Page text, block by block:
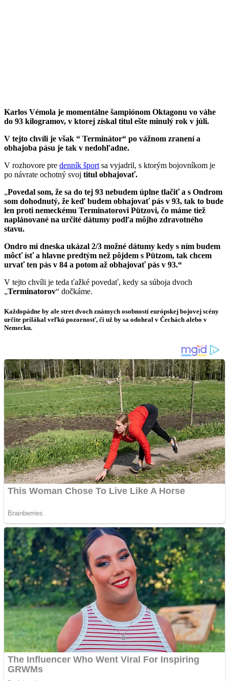
Karlos Vémola je momentálne šampiónom Oktagonu vo váhe
do 93 kilogramov, v ktorej získal titul ešte minulý rok v júli.
V tejto chvíli je však “ Terminátor“ po vážnom zranení a
obhajoba pásu je tak v nedohľadne.
V rozhovore pre denník šport sa vyjadril, s ktorým bojovníkom je
po návrate ochotný svoj titul obhajovať.
„Povedal som, že sa do tej 93 nebudem úplne tlačiť a s Ondrom
som dohodnutý, že keď budem obhajovať pás v 93, tak to bude
len proti nemeckému Terminatorovi Pützovi, čo máme tiež
naplánované na určité dátumy podľa môjho zdravotného
stavu.
Ondro mi dneska ukázal 2/3 možné dátumy kedy s ním budem
môcť ísť a hlavne predtým než pôjdem s Pützom, tak chcem
urvať ten pás v 84 a potom až obhajovať pás v 93.“
V tejto chvíli je teda ťažké povedať, kedy sa súboja dvoch
„Terminatorov“ dočkáme.
Každopádne by ale stret dvoch známych osobností európskej bojovej scény
určite prilákal veľkú pozornosť, či už by sa odohral v Čechách alebo v
Nemecku.